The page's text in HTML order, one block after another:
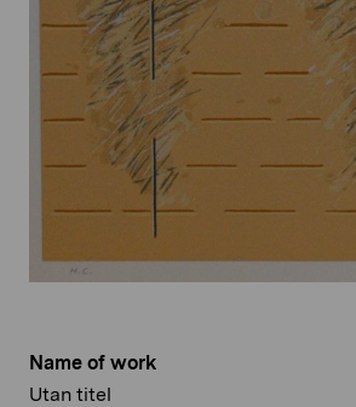
Name of work
Utan titel